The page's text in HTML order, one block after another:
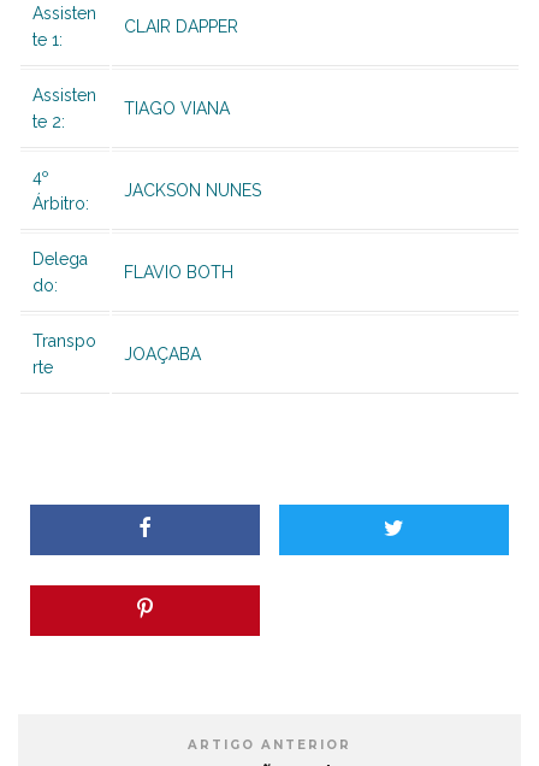
Assisten
te 1:
CLAIR DAPPER
Assisten
te 2:
TIAGO VIANA
4º
Árbitro:
JACKSON NUNES
Delega
do:
FLAVIO BOTH
Transpo
rte
JOAÇABA
ARTIGO ANTERIOR